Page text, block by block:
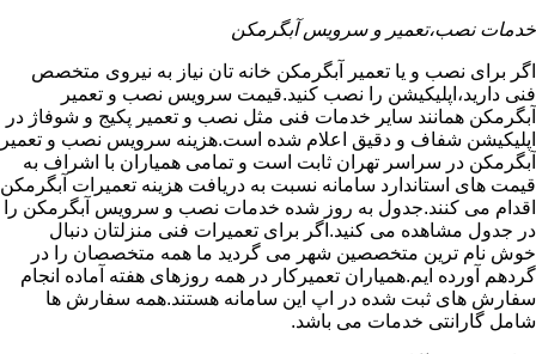
خدمات نصب،تعمیر و سرویس آبگرمکن
اگر برای نصب و یا تعمیر آبگرمکن خانه تان نیاز به نیروی متخصص
فنی دارید،اپلیکیشن را نصب کنید.قیمت سرویس نصب و تعمیر
آبگرمکن همانند سایر خدمات فنی مثل نصب و تعمیر پکیج و شوفاژ در
اپلیکیشن شفاف و دقیق اعلام شده است.هزینه سرویس نصب و تعمیر
آبگرمکن در سراسر تهران ثابت است و تمامی همیاران با اشراف به
قیمت های استاندارد سامانه نسبت به دریافت هزینه تعمیرات آبگرمکن
اقدام می کنند.جدول به روز شده خدمات نصب و سرویس آبگرمکن را
در جدول مشاهده می کنید.اگر برای تعمیرات فنی منزلتان دنبال
خوش نام ترین متخصصین شهر می گردید ما همه متخصصان را در
گردهم آورده ایم.همیاران تعمیرکار در همه روزهای هفته آماده انجام
سفارش های ثبت شده در اپ این سامانه هستند.همه سفارش ها
شامل گارانتی خدمات می باشد.